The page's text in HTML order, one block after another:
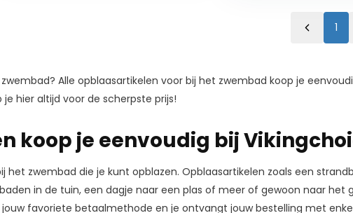
1
Alle opblaasartikelen voor bij het zwembad koop je
hier altijd voor de scherpste prijs!
koop je eenvoudig bij
het zwembad die je kunt opblazen. Opblaasartikelen zoals een
in de tuin, een dagje naar een plas of meer of gewoon naar
favoriete betaalmethode en je ontvangt jouw bestelling met